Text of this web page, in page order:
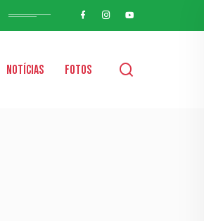
Notícias Fotos